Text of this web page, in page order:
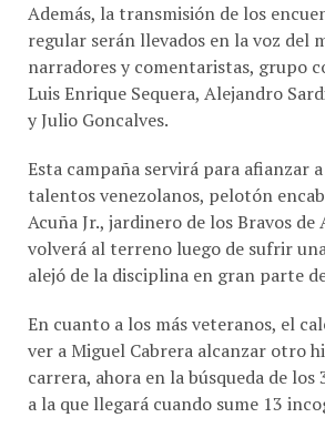
regular serán llevados en la voz del
narradores y comentaristas, grupo
Luis Enrique Sequera, Alejandro
y Julio Goncalves.
talentos venezolanos, pelotón
Acuña Jr., jardinero de los Bravos
volverá al terreno luego de sufrir
alejó de la disciplina en gran parte
ver a Miguel Cabrera alcanzar otro
carrera, ahora en la búsqueda de los
a la que llegará cuando sume 13